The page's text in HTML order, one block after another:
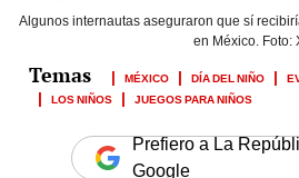
Algunos internautas aseguraron que sí
en México. Foto:
MÉXICO DÍA DEL NIÑO
LOS NIÑOS
JUEGOS PARA NIÑOS
Prefiero a La
Google